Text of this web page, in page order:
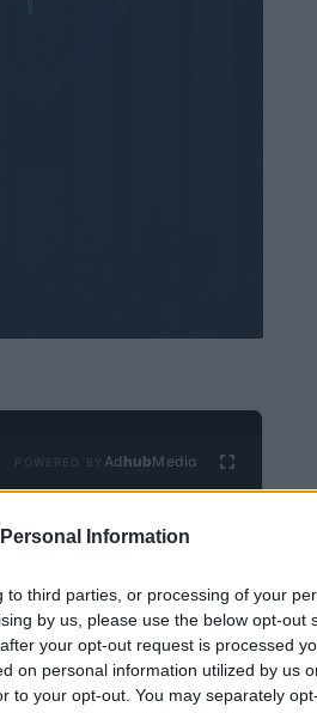
Information
third parties, or processing of your
by us, please use the below opt-out
your opt-out request is processed
on personal information utilized by us
to your opt-out. You may separately
Ad hubMedia